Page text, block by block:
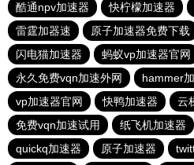
酷通npv加速器
快柠檬加速器
雷霆加器速
原子加速器免费下载
闪电猫加速器
蚂蚁vp加速器官网
永久免费vqn加速外网
hammer
vp加速器官网
快鸭加速器 云
免费vqn加速试用
纸飞机加速器
quickq加速器
原子加速器